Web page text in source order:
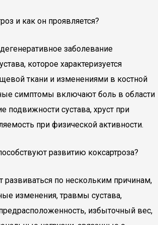
и как он проявляется?
заболевание
которое характеризуется
ткани и изменениями в костной
симптомы включают боль в области
подвижности сустава, хруст при
при физической активности.
развитию коксартроза?
развиваться по нескольким причинам,
изменения, травмы сустава,
избыточный вес,